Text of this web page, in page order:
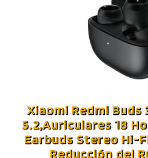
Xiaomi Redmi
5.2,Auriculares 18
Earbuds Stereo Hi-
Reducción del